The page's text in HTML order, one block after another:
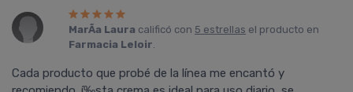
MarÃ­a Laura calificó con 5 estrellas el producto en
Farmacia Leloir.
Cada producto que probé de la lí­nea me encantó y